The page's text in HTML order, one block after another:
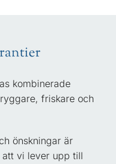
kombinerade
friskare och
önskningar är
vi lever upp till